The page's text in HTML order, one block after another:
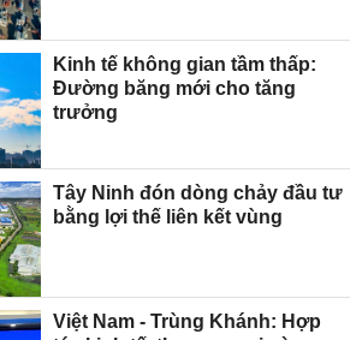
Kinh tế không gian tầm thấp:
Đường băng mới cho tăng
trưởng
Tây Ninh đón dòng chảy đầu tư
bằng lợi thế liên kết vùng
Việt Nam - Trùng Khánh: Hợp